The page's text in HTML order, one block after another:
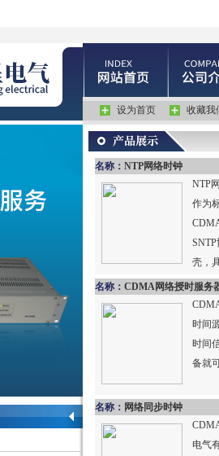
设为首页 收藏我
名称： NTP网络时钟
NTP
作为
壳，
名称： CDMA网络授时服务器/
时间
时间
备就
名称： 网络同步时钟
电气